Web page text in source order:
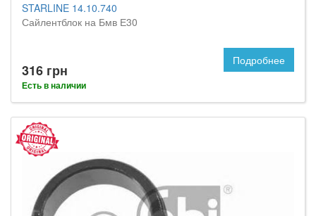
STARLINE 14.10.740
Сайлентблок на Бмв Е30
316 грн
Есть в наличии
Подробнее